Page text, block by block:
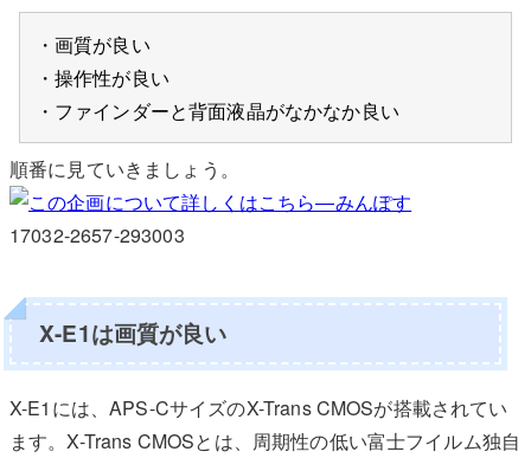
・画質が良い
・操作性が良い
・ファインダーと背面液晶がなかなか良い
順番に見ていきましょう。
17032-2657-293003
X-E1は画質が良い
X-E1には、APS-CサイズのX-Trans CMOSが搭載されてい
ます。X-Trans CMOSとは、周期性の低い富士フイルム独自